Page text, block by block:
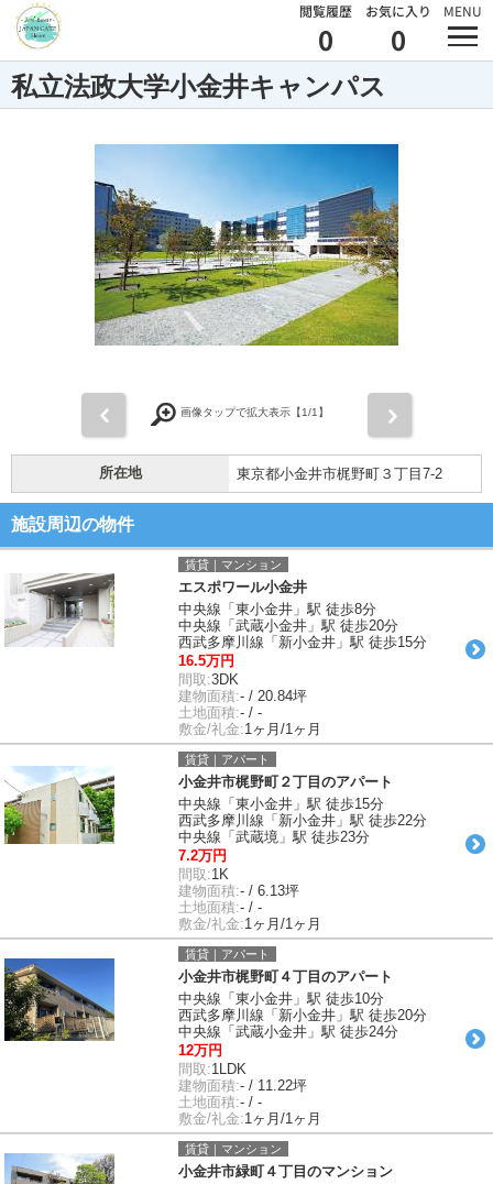
閲覧履歴
0
お気に入り
0
MENU
私立法政大学小金井キャンパス
画像タップで拡大表示【1/1】
所在地 東京都小金井市梶野町３丁目7-2
施設周辺の物件
賃貸｜マンション
エスポワール小金井
中央線「東小金井」駅 徒歩8分
中央線「武蔵小金井」駅 徒歩20分
西武多摩川線「新小金井」駅 徒歩15分
16.5万円
間取:3DK
建物面積:- / 20.84坪
土地面積:- / -
敷金/礼金:1ヶ月/1ヶ月
賃貸｜アパート
小金井市梶野町２丁目のアパート
中央線「東小金井」駅 徒歩15分
西武多摩川線「新小金井」駅 徒歩22分
中央線「武蔵境」駅 徒歩23分
7.2万円
間取:1K
建物面積:- / 6.13坪
土地面積:- / -
敷金/礼金:1ヶ月/1ヶ月
賃貸｜アパート
小金井市梶野町４丁目のアパート
中央線「東小金井」駅 徒歩10分
西武多摩川線「新小金井」駅 徒歩20分
中央線「武蔵小金井」駅 徒歩24分
12万円
間取:1LDK
建物面積:- / 11.22坪
土地面積:- / -
敷金/礼金:1ヶ月/1ヶ月
賃貸｜マンション
小金井市緑町４丁目のマンション